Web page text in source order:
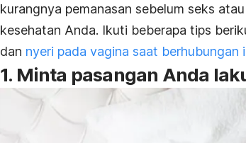
kurangnya pemanasan sebelum seks
kesehatan Anda. Ikuti beberapa tips
dan nyeri pada vagina saat berhubungan
1. Minta pasangan Anda